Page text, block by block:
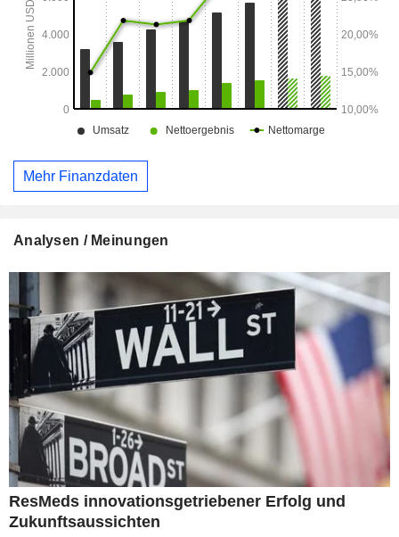
Mehr Finanzdaten
Analysen / Meinungen
ResMeds innovationsgetriebener Erfolg und
Zukunftsaussichten